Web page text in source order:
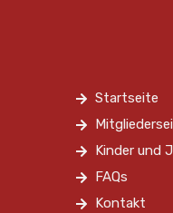
Startseite
Kinder und
FAQs
Kontakt